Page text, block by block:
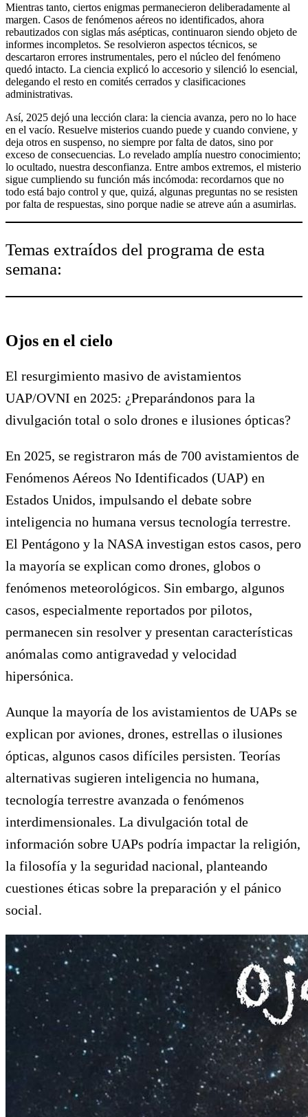
Mientras tanto, ciertos enigmas permanecieron deliberadamente al
margen. Casos de fenómenos aéreos no identificados, ahora
rebautizados con siglas más asépticas, continuaron siendo objeto de
informes incompletos. Se resolvieron aspectos técnicos, se
descartaron errores instrumentales, pero el núcleo del fenómeno
quedó intacto. La ciencia explicó lo accesorio y silenció lo esencial,
delegando el resto en comités cerrados y clasificaciones
administrativas.
Así, 2025 dejó una lección clara: la ciencia avanza, pero no lo hace
en el vacío. Resuelve misterios cuando puede y cuando conviene, y
deja otros en suspenso, no siempre por falta de datos, sino por
exceso de consecuencias. Lo revelado amplía nuestro conocimiento;
lo ocultado, nuestra desconfianza. Entre ambos extremos, el misterio
sigue cumpliendo su función más incómoda: recordarnos que no
todo está bajo control y que, quizá, algunas preguntas no se resisten
por falta de respuestas, sino porque nadie se atreve aún a asumirlas.
Temas extraídos del programa de esta
semana:
Ojos en el cielo
El resurgimiento masivo de avistamientos
UAP/OVNI en 2025: ¿Preparándonos para la
divulgación total o solo drones e ilusiones ópticas?
En 2025, se registraron más de 700 avistamientos de
Fenómenos Aéreos No Identificados (UAP) en
Estados Unidos, impulsando el debate sobre
inteligencia no humana versus tecnología terrestre.
El Pentágono y la NASA investigan estos casos, pero
la mayoría se explican como drones, globos o
fenómenos meteorológicos. Sin embargo, algunos
casos, especialmente reportados por pilotos,
permanecen sin resolver y presentan características
anómalas como antigravedad y velocidad
hipersónica.
Aunque la mayoría de los avistamientos de UAPs se
explican por aviones, drones, estrellas o ilusiones
ópticas, algunos casos difíciles persisten. Teorías
alternativas sugieren inteligencia no humana,
tecnología terrestre avanzada o fenómenos
interdimensionales. La divulgación total de
información sobre UAPs podría impactar la religión,
la filosofía y la seguridad nacional, planteando
cuestiones éticas sobre la preparación y el pánico
social.